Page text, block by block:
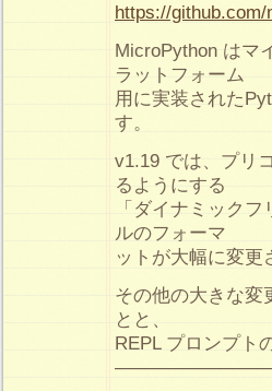
https://
MicroPython はマ
ラットフォーム
用に実装された
す。
v1.19 では、プリ
るようにする
「ダイナミック
ルのフォーマ
ットが大幅に変更
その他の大きな変
とと、
REPL プロンプト